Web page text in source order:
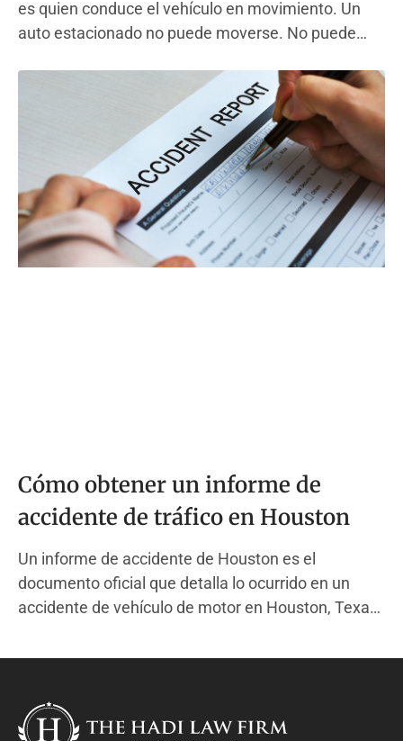
es quien conduce el vehículo en movimiento. Un
auto estacionado no puede moverse. No puede
determina la mayoría de las decisiones de culpa en
los casos de accidentes automovilísticos en todo el
Cómo obtener un informe de
accidente de tráfico en Houston
Un informe de accidente de Houston es el
documento oficial que detalla lo ocurrido en un
accidente de vehículo de motor en Houston, Texas.
Departamento de Policía de Houston (HPD) cuando